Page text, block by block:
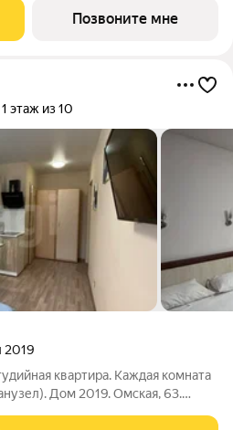
из трехслойных панелей завода
Позвоните мне
1 этаж из 10
2019
квартира. Каждая комната
Дом 2019. Омская, 63.